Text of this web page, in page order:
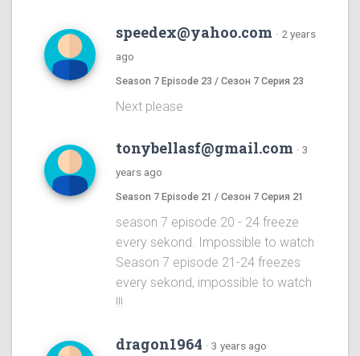
speedex@yahoo.com · 2 years
ago
Season 7 Episode 23 / Сезон 7 Серия 23
Next please
tonybellasf@gmail.com · 3
years ago
Season 7 Episode 21 / Сезон 7 Серия 21
season 7 episode 20 - 24 freeze
every sekond. Impossible to watch
Season 7 episode 21-24 freezes
every sekond, impossible to watch
!!!
dragon1964 · 3 years ago